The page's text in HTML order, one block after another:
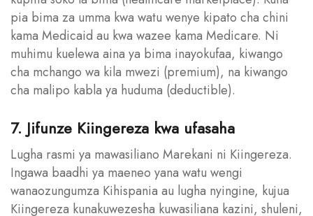
pia bima za umma kwa watu wenye kipato cha chini
kama Medicaid au kwa wazee kama Medicare. Ni
muhimu kuelewa aina ya bima inayokufaa, kiwango
cha mchango wa kila mwezi (premium), na kiwango
cha malipo kabla ya huduma (deductible).
7. Jifunze Kiingereza kwa ufasaha
Lugha rasmi ya mawasiliano Marekani ni Kiingereza.
Ingawa baadhi ya maeneo yana watu wengi
wanaozungumza Kihispania au lugha nyingine, kujua
Kiingereza kunakuwezesha kuwasiliana kazini, shuleni,